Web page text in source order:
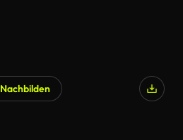
Nachbilden